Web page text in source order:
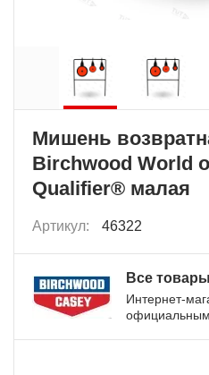
Мишень
Birchwood World
Qualifier® малая
Артикул: 46322
Все
Интернет-